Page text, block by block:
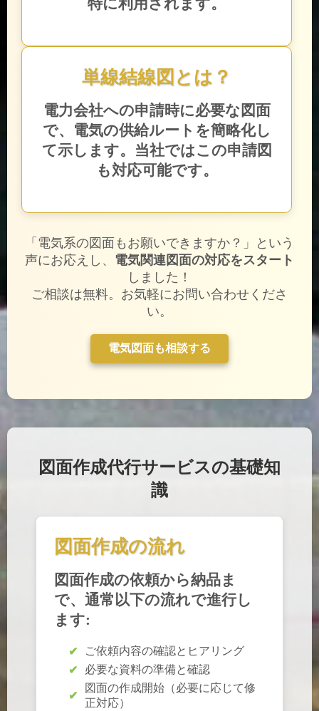
単線結線図とは？
電力会社への申請時に必要な図面
で、電気の供給ルートを簡略化し
て示します。当社ではこの申請図
も対応可能です。
「電気系の図面もお願いできますか？」という
声にお応えし、 電気関連図面の対応をスタート
しました！
ご相談は無料。お気軽にお問い合わせくださ
い。
電気図面も相談する
図面作成代行サービスの基礎知
識
図面作成の流れ
図面作成の依頼から納品ま
で、通常以下の流れで進行し
ます:
ご依頼内容の確認とヒアリング
必要な資料の準備と確認
図面の作成開始（必要に応じて修
正対応）